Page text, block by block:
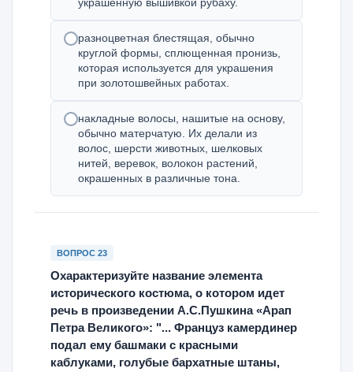
разноцветная блестящая, обычно
круглой формы, сплющенная пронизь,
которая используется для украшения
при золотошвейных работах.
накладные волосы, нашитые на основу,
обычно матерчатую. Их делали из
волос, шерсти животных, шелковых
нитей, веревок, волокон растений,
окрашенных в различные тона.
ВОПРОС 23
Охарактеризуйте название элемента
исторического костюма, о котором идет
речь в произведении А.С.Пушкина «Арап
Петра Великого»: "... Француз камердинер
подал ему башмаки с красными
каблуками, голубые бархатные штаны,